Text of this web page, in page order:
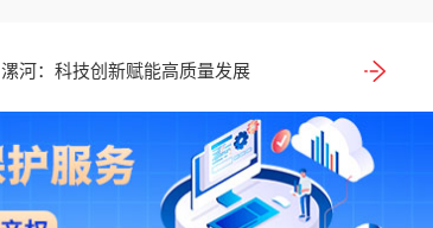
漯河：科技创新赋能高质量发展